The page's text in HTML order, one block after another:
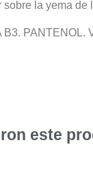
sobre la yema
PANTENOL.
este